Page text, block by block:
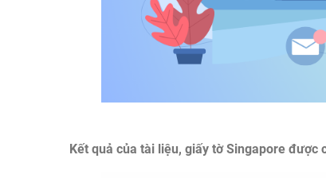
Kết quả của tài liệu, giấy tờ Singapore